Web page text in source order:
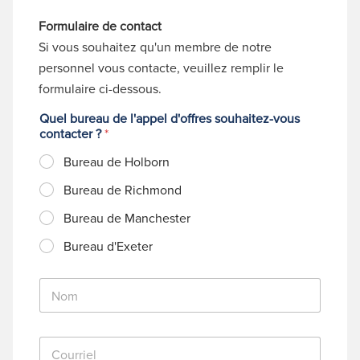
Formulaire de contact
Si vous souhaitez qu'un membre de notre
personnel vous contacte, veuillez remplir le
formulaire ci-dessous.
Quel bureau de l'appel d'offres souhaitez-vous
contacter ?*
Bureau de Holborn
Bureau de Richmond
Bureau de Manchester
Bureau d'Exeter
N
m
C